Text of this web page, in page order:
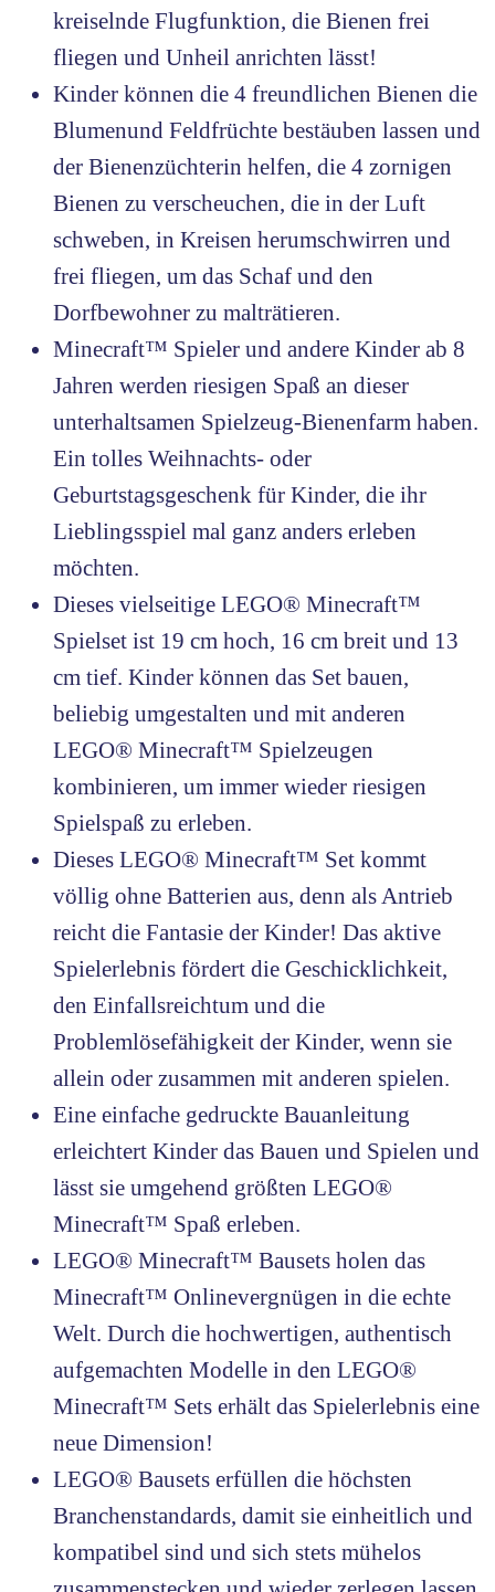
kreiselnde Flugfunktion, die Bienen frei
fliegen und Unheil anrichten lässt!
Kinder können die 4 freundlichen Bienen die
Blumenund Feldfrüchte bestäuben lassen und
der Bienenzüchterin helfen, die 4 zornigen
Bienen zu verscheuchen, die in der Luft
schweben, in Kreisen herumschwirren und
frei fliegen, um das Schaf und den
Dorfbewohner zu malträtieren.
Minecraft™ Spieler und andere Kinder ab 8
Jahren werden riesigen Spaß an dieser
unterhaltsamen Spielzeug-Bienenfarm haben.
Ein tolles Weihnachts- oder
Geburtstagsgeschenk für Kinder, die ihr
Lieblingsspiel mal ganz anders erleben
möchten.
Dieses vielseitige LEGO® Minecraft™
Spielset ist 19 cm hoch, 16 cm breit und 13
cm tief. Kinder können das Set bauen,
beliebig umgestalten und mit anderen
LEGO® Minecraft™ Spielzeugen
kombinieren, um immer wieder riesigen
Spielspaß zu erleben.
Dieses LEGO® Minecraft™ Set kommt
völlig ohne Batterien aus, denn als Antrieb
reicht die Fantasie der Kinder! Das aktive
Spielerlebnis fördert die Geschicklichkeit,
den Einfallsreichtum und die
Problemlösefähigkeit der Kinder, wenn sie
allein oder zusammen mit anderen spielen.
Eine einfache gedruckte Bauanleitung
erleichtert Kinder das Bauen und Spielen und
lässt sie umgehend größten LEGO®
Minecraft™ Spaß erleben.
LEGO® Minecraft™ Bausets holen das
Minecraft™ Onlinevergnügen in die echte
Welt. Durch die hochwertigen, authentisch
aufgemachten Modelle in den LEGO®
Minecraft™ Sets erhält das Spielerlebnis eine
neue Dimension!
LEGO® Bausets erfüllen die höchsten
Branchenstandards, damit sie einheitlich und
kompatibel sind und sich stets mühelos